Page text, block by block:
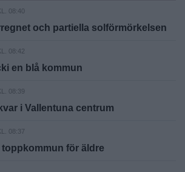
08:40
och partiella solförmörkelsen
08:42
en blå kommun
08:39
i Vallentuna centrum
08:37
för äldre